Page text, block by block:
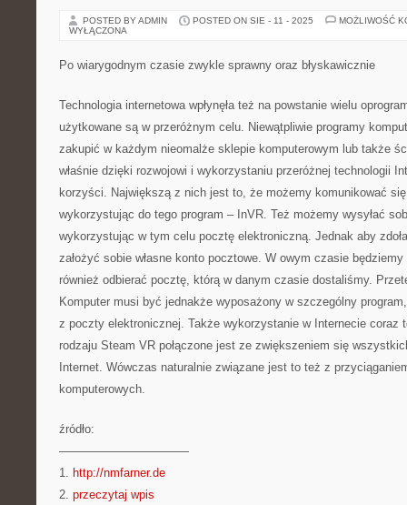
POSTED BY ADMIN POSTED ON SIE - 11 - 2025
MOŻLIWOŚĆ
WYŁĄCZONA
Po wiarygodnym czasie zwykle sprawny oraz błyskawicznie
Technologia internetowa wpłynęła też na powstanie wielu
użytkowane są w przeróżnym celu. Niewątpliwie programy
zakupić w każdym nieomalże sklepie komputerowym lub także
właśnie dzięki rozwojowi i wykorzystaniu przeróżnej technologii
korzyści. Największą z nich jest to, że możemy komunikować
wykorzystując do tego program – InVR. Też możemy wysyłać
wykorzystując w tym celu pocztę elektroniczną. Jednak aby
założyć sobie własne konto pocztowe. W owym czasie
również odbierać pocztę, którą w danym czasie dostaliśmy.
Komputer musi być jednakże wyposażony w szczególny
z poczty elektronicznej. Także wykorzystanie w Internecie coraz
rodzaju Steam VR połączone jest ze zwiększeniem się
Internet. Wówczas naturalnie związane jest to też z
komputerowych.
źródło:
———————————
1. http://nmfarner.de
2. przeczytaj wpis